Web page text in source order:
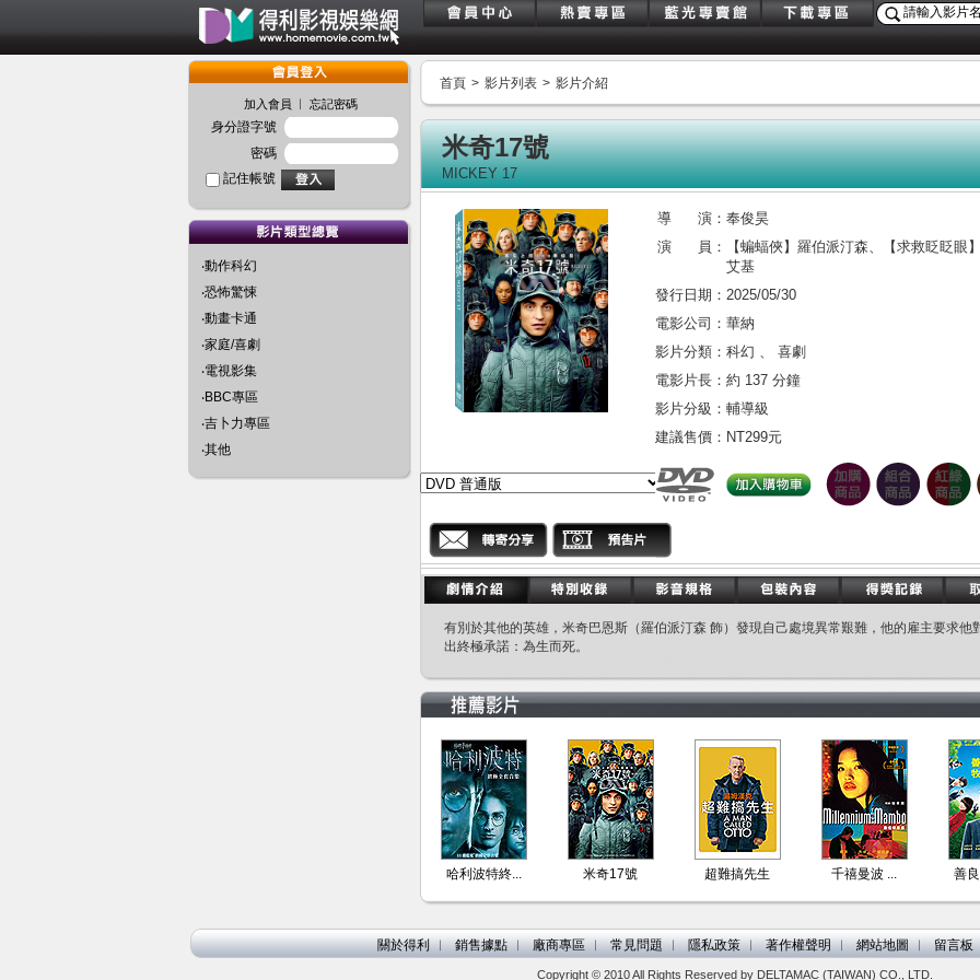
加入會員 ︱ 忘記密碼
身分證字號
密碼
記住帳號
‧動作科幻
‧恐怖驚悚
‧動畫卡通
‧家庭/喜劇
‧電視影集
‧BBC專區
‧吉卜力專區
‧其他
首頁 > 影片列表 > 影片介紹
米奇17號
MICKEY 17
導 演： 奉俊昊
演 員：
【蝙蝠俠】羅伯派汀森、
【求救眨眨眼
艾基
發行日期： 2025/05/30
電影公司： 華納
影片分類： 科幻 、 喜劇
電影片長： 約 137 分鐘
影片分級： 輔導級
建議售價： NT299元
有別於其他的英雄，米奇巴恩斯（羅伯派汀森 飾）發現自己處境異常艱難，他的雇主要求他
出終極承諾：為生而死。
哈利波特終... 米奇17號 超難搞先生 千禧曼波 ... 善
關於得利 ︱ 銷售據點 ︱ 廠商專區 ︱ 常見問題 ︱ 隱私政策 ︱ 著作權聲明 ︱ 網站地圖 ︱ 留言板
Copyright © 2010 All Rights Reserved by DELTAMAC (TAIWAN) CO., LTD.